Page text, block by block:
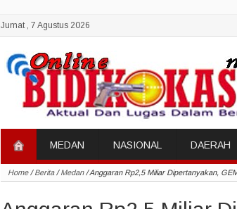
Jumat , 7 Agustus 2026
MEDAN NASIONAL DAERAH
Home/Berita/Medan/Anggaran Rp2,5 Miliar Dipertanyakan,